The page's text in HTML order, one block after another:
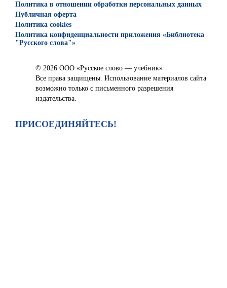
Политика в отношении обработки персональных данных
Публичная оферта
Политика cookies
Политика конфиденциальности приложения «Библиотека
"Русского слова"»
© 2026 ООО «Русское слово — учебник»
Все права защищены. Использование материалов сайта
возможно только с письменного разрешения
издательства.
ПРИСОЕДИНЯЙТЕСЬ!